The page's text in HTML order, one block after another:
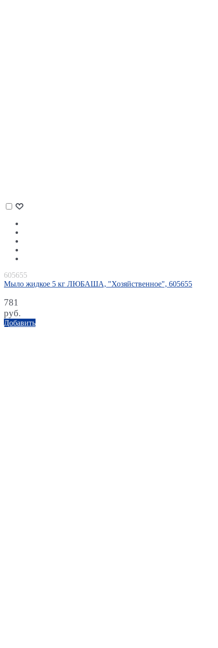
605655
Мыло жидкое 5 кг ЛЮБАША, "Хозяйственное", 605655
781
руб.
Добавить